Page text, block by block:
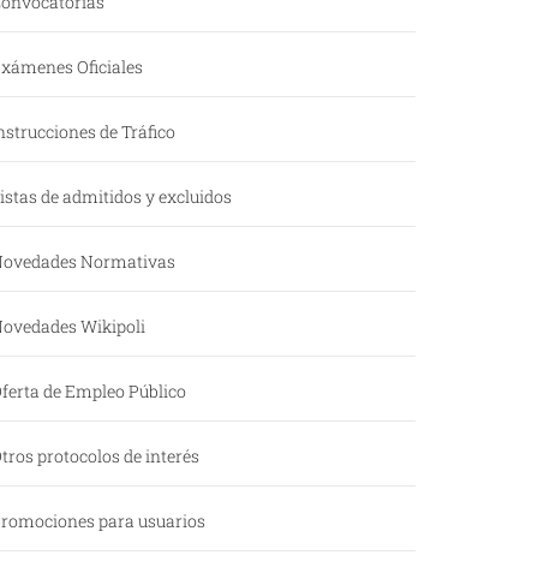
Oficiales
de Tráfico
de admitidos y excluidos
Normativas
Wikipoli
de Empleo Público
protocolos de interés
para usuarios